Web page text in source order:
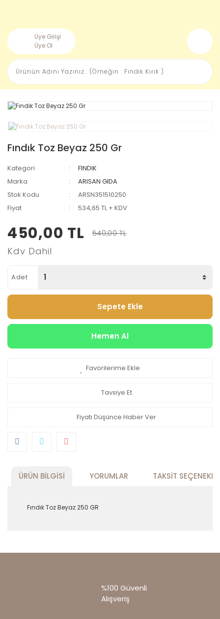
Üye Girişi
Üye Ol
Fındık Toz Beyaz 250 Gr
Kategori
FINDIK
Marka
ARISAN GIDA
Stok Kodu
ARSN351510250
Fiyat
534,65 TL + KDV
450,00 TL 540,00 TL
Kdv Dahil
Adet
Sepete Ekle
Hemen Al
Favorilerime Ekle
Tavsiye Et
Fiyatı Düşünce Haber Ver
ÜRÜN BILGISI YORUMLAR TAKSIT
Fındık Toz Beyaz 250 GR
gördüğünüz noktaları öneri formunu kullanarak
Ürün resmi kalitesiz, bozuk veya
görüntülenemiyor.
%100 Güvenli
Alışveriş